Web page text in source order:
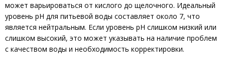
может варьироваться от кислого до щелочного. Идеальный
уровень pH для питьевой воды составляет около 7, что
является нейтральным. Если уровень pH слишком низкий или
слишком высокий, это может указывать на наличие проблем
с качеством воды и необходимость корректировки.